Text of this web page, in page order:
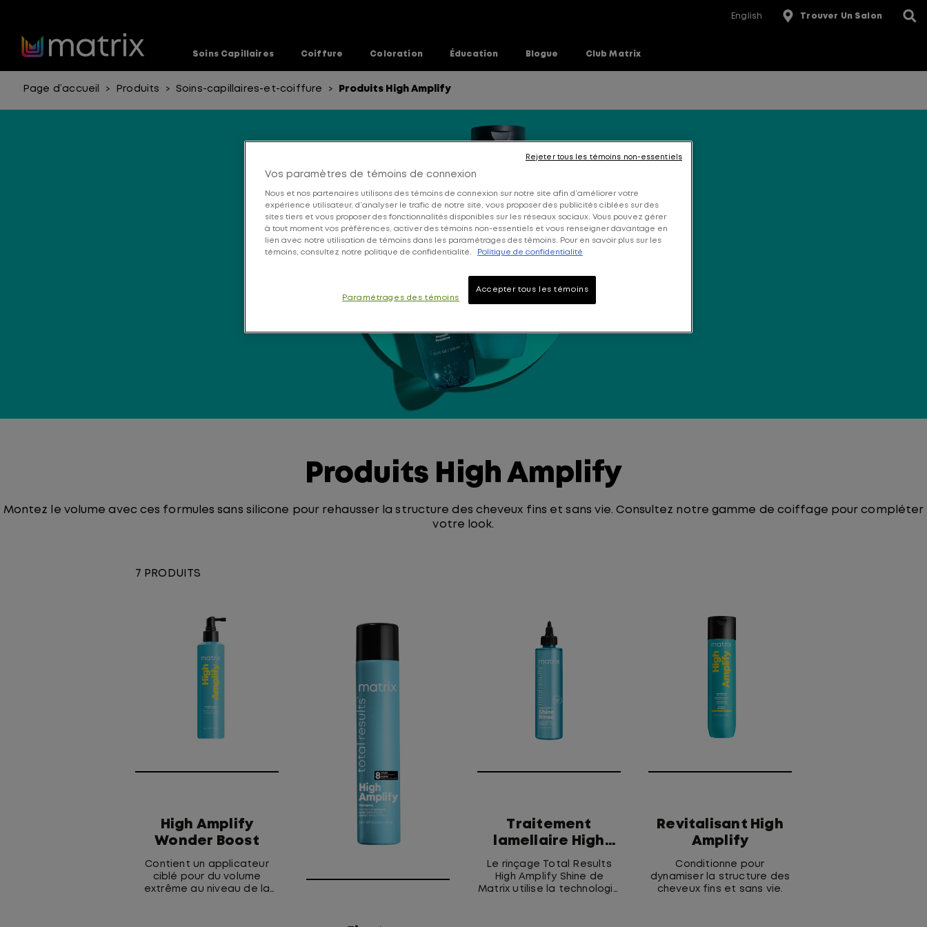
English Trouver Un Salon
Soins Capillaires Coiffure Coloration Éducation Blogue Club Matrix
Page d’accueil > Produits > Soins-capillaires-et-coiffure > Produits High Amplify
Produits High Amplify
Montez le volume avec ces formules sans silicone pour rehausser la structure des cheveux fins et sans vie. Consultez notre gamme de coiffage pour compléter
votre look.
7 PRODUITS
High Amplify
Wonder Boost
Contient un applicateur
ciblé pour du volume
extrême au niveau de la
Traitement
lamellaire High
Amplify Shine avec
rinçage
Le rinçage Total Results
High Amplify Shine de
Matrix utilise la technologie
Revitalisant High
Amplify
Conditionne pour
dynamiser la structure des
cheveux fins et sans vie.
Vos paramètres de témoins de connexion
Nous et nos partenaires utilisons des témoins de connexion sur notre site afin d’améliorer votre
expérience utilisateur, d’analyser le trafic de notre site, vous proposer des publicités ciblées sur des
sites tiers et vous proposer des fonctionnalités disponibles sur les réseaux sociaux. Vous pouvez gérer
à tout moment vos préférences, activer des témoins non-essentiels et vous renseigner davantage en
lien avec notre utilisation de témoins dans les paramétrages des témoins. Pour en savoir plus sur les
témoins, consultez notre politique de confidentialité.
Politique de confidentialité
Accepter tous les témoins
Paramétrages des témoins
Rejeter tous les témoins non-essentiels